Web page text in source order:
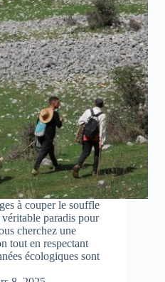
à couper le souffle
paradis pour
cherchez une
tout en respectant
écologiques sont